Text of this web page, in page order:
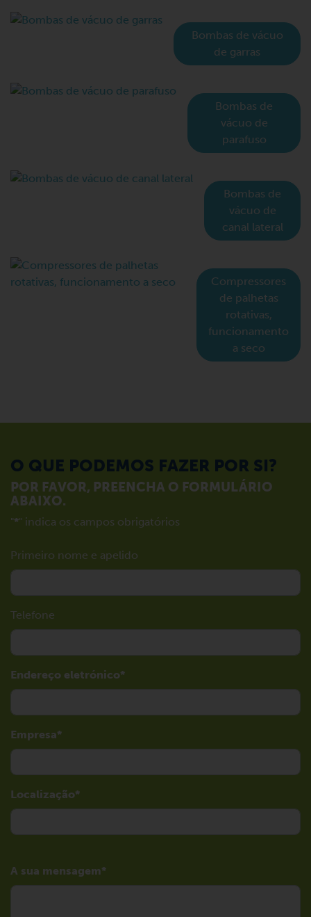
Bombas de vácuo
de garras
Bombas de
vácuo de
parafuso
Bombas de
vácuo de
canal lateral
Compressores
de palhetas
rotativas,
funcionamento
a seco
O QUE PODEMOS FAZER POR SI?
POR FAVOR, PREENCHA O FORMULÁRIO
ABAIXO.
"*" indica os campos obrigatórios
Primeiro nome e apelido
Telefone
Endereço eletrónico
Empresa
Localização
A sua mensagem